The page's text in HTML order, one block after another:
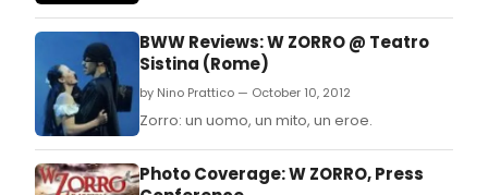
BWW Reviews: W ZORRO @ Teatro
Sistina (Rome)
by Nino Prattico — October 10, 2012
Zorro: un uomo, un mito, un eroe.
Photo Coverage: W ZORRO, Press